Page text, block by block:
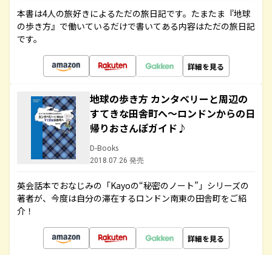
本書は4人の旅好きによるただの旅日記です。たまたま『地球
の歩き方』で働いているだけで書いてある内容はただの旅日記
です。
詳細を見る
地球の歩き方 カンタベリーと周辺の
すてきな田舎町へ～ロンドンからの日
帰りおさんぽガイド♪
D-Books
2018.07.26 発売
英会話本でおなじみの「Kayoの“秘密のノート”」シリーズの
著者が、今度は自分の滞在するロンドン南東の田舎町をご紹
介！
詳細を見る